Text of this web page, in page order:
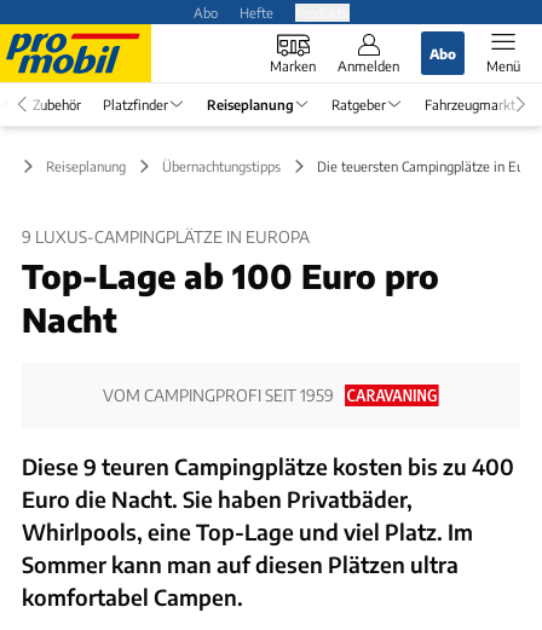
Abo Hefte
Marken Anmelden
Abo
Menü
Zubehör Platzfinder Reiseplanung Ratgeber Fahrzeugmarkt
Reiseplanung Übernachtungstipps Die teuersten Campingplätze in
9 LUXUS-CAMPINGPLÄTZE IN EUROPA
Top-Lage ab 100 Euro pro
Nacht
VOM CAMPINGPROFI SEIT 1959
Diese 9 teuren Campingplätze kosten bis zu 400
Euro die Nacht. Sie haben Privatbäder,
Whirlpools, eine Top-Lage und viel Platz. Im
Sommer kann man auf diesen Plätzen ultra
komfortabel Campen.